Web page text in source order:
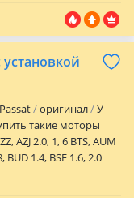
по городу и отправка
Установка хорошего
на кар сити 3 ярус,
бутик Стоимость
оригинал
У
такие моторы
AZJ 2.0, 1, 6 BTS, AUM
BUD 1.4, BSE 1.6, 2.0
2.0 Turbo BWA, 2.0